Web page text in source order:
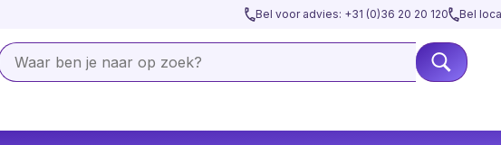
Bel voor advies: +31 (0)36 20 20 120 Bel